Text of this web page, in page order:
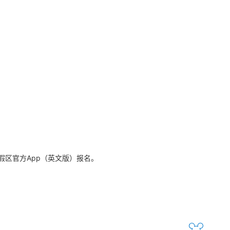
官方App（英文版）报名。